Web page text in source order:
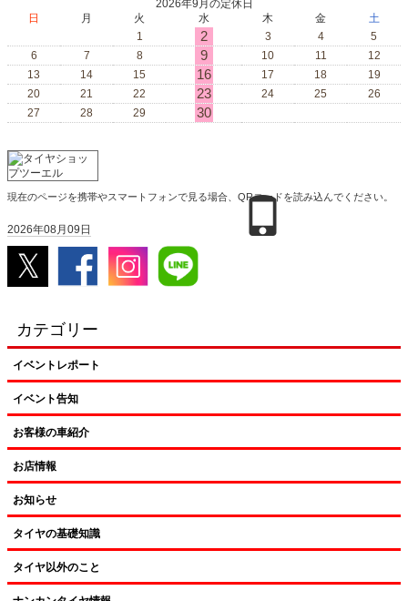
2026年9月の定休日
日
月 火 水 木 金
土
1
2 3 4
5
6
7 8 9 10 11
12
13
14 15 16 17 18
19
20
21 22 23 24 25
26
27
28 29 30
現在のページを携帯やスマートフォンで見る場合、QRコードを読み込んでください。
2026年08月09日
カテゴリー
イベントレポート
イベント告知
お客様の車紹介
お店情報
お知らせ
タイヤの基礎知識
タイヤ以外のこと